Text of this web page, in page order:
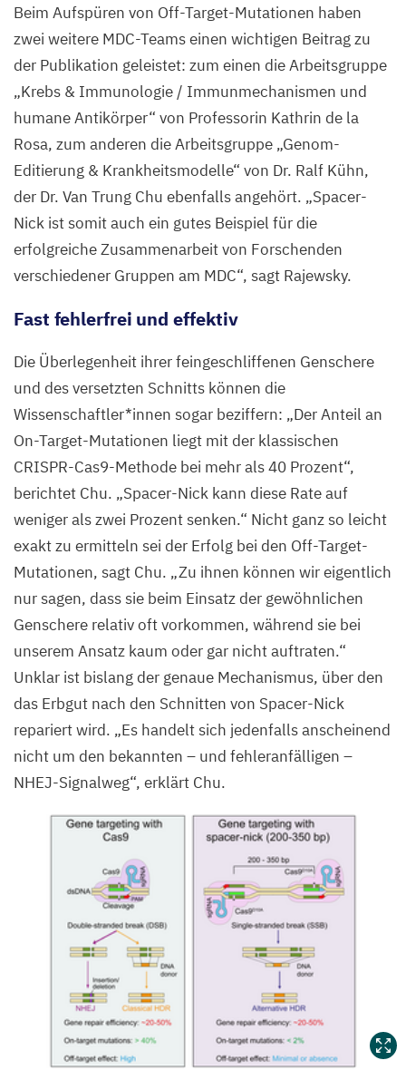
Beim Aufspüren von Off-Target-Mutationen haben
zwei weitere MDC-Teams einen wichtigen Beitrag zu
der Publikation geleistet: zum einen die Arbeitsgruppe
„Krebs & Immunologie / Immunmechanismen und
humane Antikörper“ von Professorin Kathrin de la
Rosa, zum anderen die Arbeitsgruppe „Genom-
Editierung & Krankheitsmodelle“ von Dr. Ralf Kühn,
der Dr. Van Trung Chu ebenfalls angehört. „Spacer-
Nick ist somit auch ein gutes Beispiel für die
erfolgreiche Zusammenarbeit von Forschenden
verschiedener Gruppen am MDC“, sagt Rajewsky.
Fast fehlerfrei und effektiv
Die Überlegenheit ihrer feingeschliffenen Genschere
und des versetzten Schnitts können die
Wissenschaftler*innen sogar beziffern: „Der Anteil an
On-Target-Mutationen liegt mit der klassischen
CRISPR-Cas9-Methode bei mehr als40 Prozent“,
berichtet Chu. „Spacer-Nick kann diese Rate auf
weniger als zwei Prozent senken.“ Nicht ganz so leicht
exakt zu ermitteln sei der Erfolg bei den Off-Target-
Mutationen, sagt Chu. „Zu ihnen können wir eigentlich
nur sagen, dass sie beim Einsatz der gewöhnlichen
Genschere relativ oft vorkommen, während sie bei
unserem Ansatz kaum oder gar nicht auftraten.“
Unklar ist bislang der genaue Mechanismus, über den
das Erbgut nach den Schnitten von Spacer-Nick
repariert wird. „Es handelt sich jedenfalls anscheinend
nicht um den bekannten – und fehleranfälligen –
NHEJ-Signalweg“, erklärt Chu.